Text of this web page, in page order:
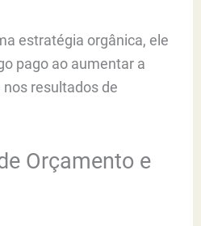
estratégia orgânica, ele
pago ao aumentar a
resultados de
Orçamento e